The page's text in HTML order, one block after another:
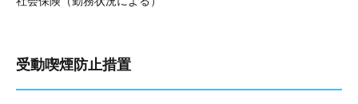
受動喫煙防止措置